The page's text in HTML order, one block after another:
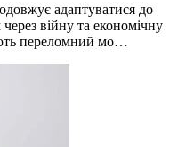
адаптуватися до
війну та економічну
переломний мо…